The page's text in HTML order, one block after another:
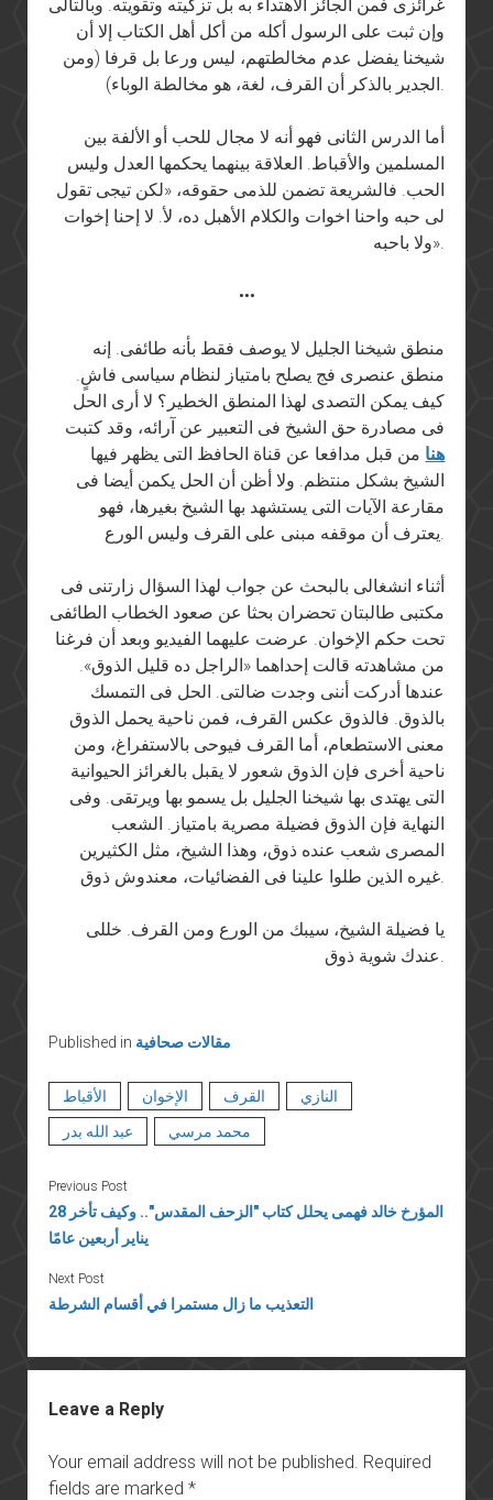
غرائزى فمن الجائز الاهتداء به بل تزكيته وتقويته. وبالتالى
وإن ثبت على الرسول أكله من أكل أهل الكتاب إلا أن
شيخنا يفضل عدم مخالطتهم، ليس ورعا بل قرفا (ومن
الجدير بالذكر أن القرف، لغة، هو مخالطة الوباء).
أما الدرس الثانى فهو أنه لا مجال للحب أو الألفة بين
المسلمين والأقباط. العلاقة بينهما يحكمها العدل وليس
الحب. فالشريعة تضمن للذمى حقوقه، «لكن تيجى تقول
لى حبه واحنا اخوات والكلام الأهبل ده، لأ. لا إحنا إخوات
ولا باحبه».
•••
منطق شيخنا الجليل لا يوصف فقط بأنه طائفى. إنه
منطق عنصرى فج يصلح بامتياز لنظام سياسى فاشٍ.
كيف يمكن التصدى لهذا المنطق الخطير؟ لا أرى الحل
فى مصادرة حق الشيخ فى التعبير عن آرائه، وقد كتبت
هنا من قبل مدافعا عن قناة الحافظ التى يظهر فيها
الشيخ بشكل منتظم. ولا أظن أن الحل يكمن أيضا فى
مقارعة الآيات التى يستشهد بها الشيخ بغيرها، فهو
يعترف أن موقفه مبنى على القرف وليس الورع.
أثناء انشغالى بالبحث عن جواب لهذا السؤال زارتنى فى
مكتبى طالبتان تحضران بحثا عن صعود الخطاب الطائفى
تحت حكم الإخوان. عرضت عليهما الفيديو وبعد أن فرغنا
من مشاهدته قالت إحداهما «الراجل ده قليل الذوق».
عندها أدركت أننى وجدت ضالتى. الحل فى التمسك
بالذوق. فالذوق عكس القرف، فمن ناحية يحمل الذوق
معنى الاستطعام، أما القرف فيوحى بالاستفراغ، ومن
ناحية أخرى فإن الذوق شعور لا يقبل بالغرائز الحيوانية
التى يهتدى بها شيخنا الجليل بل يسمو بها ويرتقى. وفى
النهاية فإن الذوق فضيلة مصرية بامتياز. الشعب
المصرى شعب عنده ذوق، وهذا الشيخ، مثل الكثيرين
غيره الذين طلوا علينا فى الفضائيات، معندوش ذوق.
يا فضيلة الشيخ، سيبك من الورع ومن القرف. خللى
عندك شوية ذوق.
Published in مقالات صحافية
الأقباط الإخوان القرف
النازي
عبد الله بدر
محمد مرسي
Previous Post
المؤرخ خالد فهمى يحلل كتاب "الزحف المقدس".. وكيف تأخر 28
يناير أربعين عامًا
Next Post
التعذيب ما زال مستمرا في أقسام الشرطة
Leave a Reply
Your email address will not be published. Required
fields are marked *